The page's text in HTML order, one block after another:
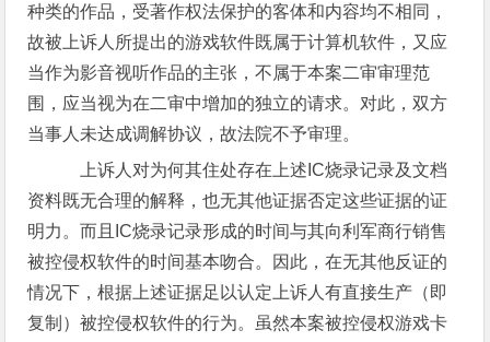
种类的作品，受著作权法保护的客体和内容均不相同，
故被上诉人所提出的游戏软件既属于计算机软件，又应
当作为影音视听作品的主张，不属于本案二审审理范
围，应当视为在二审中增加的独立的请求。对此，双方
当事人未达成调解协议，故法院不予审理。
上诉人对为何其住处存在上述IC烧录记录及文档
资料既无合理的解释，也无其他证据否定这些证据的证
明力。而且IC烧录记录形成的时间与其向利军商行销售
被控侵权软件的时间基本吻合。因此，在无其他反证的
情况下，根据上述证据足以认定上诉人有直接生产（即
复制）被控侵权软件的行为。虽然本案被控侵权游戏卡